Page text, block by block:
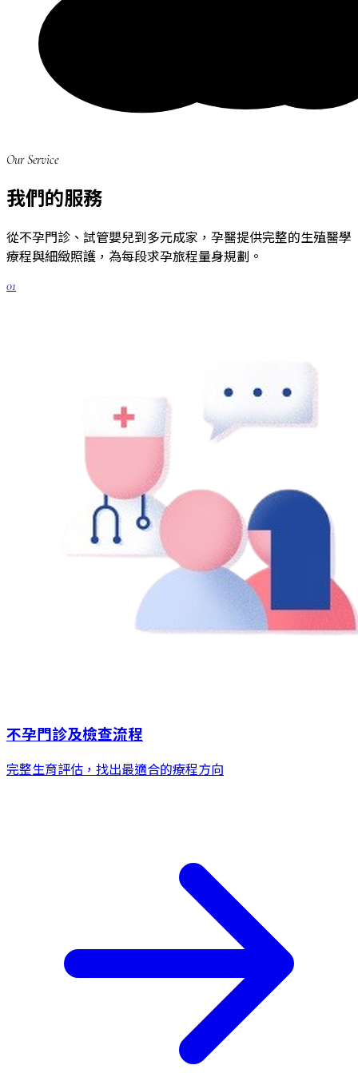
Our Service
我們的服務
從不孕門診、試管嬰兒到多元成家，孕醫提供完整的生殖醫學
療程與細緻照護，為每段求孕旅程量身規劃。
01
不孕門診及檢查流程
完整生育評估，找出最適合的療程方向